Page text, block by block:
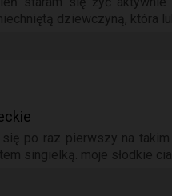
dziewczyną, która
się po raz pierwszy na
singielką. moje słodkie